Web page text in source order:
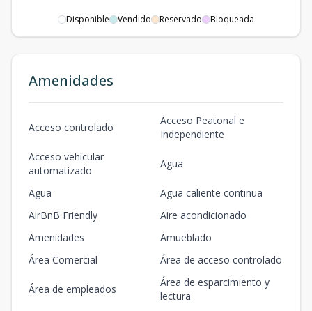
Disponible Vendido Reservado Bloqueada
Amenidades
Acceso controlado
Acceso Peatonal e
Independiente
Acceso vehícular
automatizado
Agua
Agua
Agua caliente continua
AirBnB Friendly
Aire acondicionado
Amenidades
Amueblado
Área Comercial
Área de acceso controlado
Área de empleados
Área de esparcimiento y
lectura